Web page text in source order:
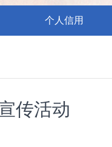
个人信用
传活动